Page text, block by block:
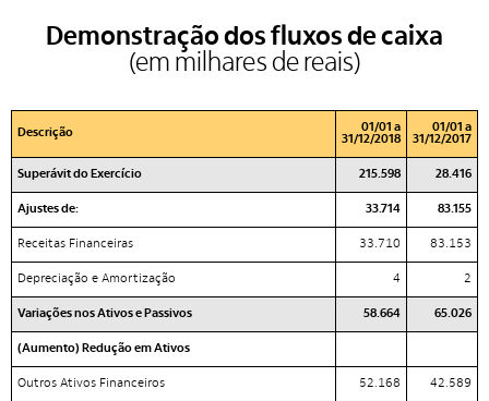
Demonstração dos fluxos de caixa
(em milhares de reais)
Descrição
01/01 a
31/12/2018
01/01 a
31/12/2017
Superávit do Exercício 215.598 28.416
Ajustes de: 33.714 83.155
Receitas Financeiras 33.710 83.153
Depreciação e Amortização 4 2
Variações nos Ativos e Passivos 58.664 65.026
(Aumento) Redução em Ativos
Outros Ativos Financeiros 52.168 42.589